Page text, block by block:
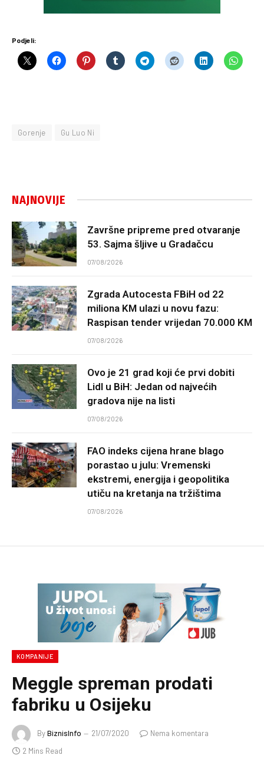
Podjeli:
Gorenje Gu Luo Ni
NAJNOVIJE
Završne pripreme pred otvaranje
53. Sajma šljive u Gradačcu
07/08/2026
Zgrada Autocesta FBiH od 22
miliona KM ulazi u novu fazu:
Raspisan tender vrijedan 70.000 KM
07/08/2026
Ovo je 21 grad koji će prvi dobiti
Lidl u BiH: Jedan od najvećih
gradova nije na listi
07/08/2026
FAO indeks cijena hrane blago
porastao u julu: Vremenski
ekstremi, energija i geopolitika
utiču na kretanja na tržištima
07/08/2026
KOMPANIJE
Meggle spreman prodati
fabriku u Osijeku
ByBiznisInfo 21/07/2020
Nema komentara
2 Mins Read